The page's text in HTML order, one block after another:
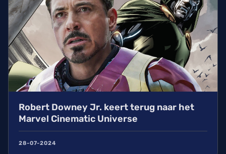
Robert Downey Jr. keert terug naar het
Marvel Cinematic Universe
28-07-2024